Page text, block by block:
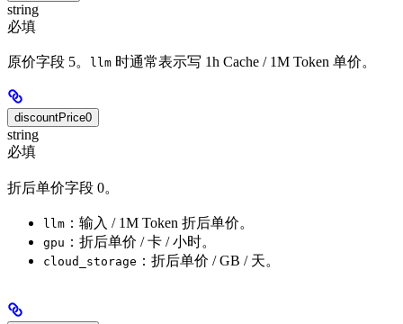
string
必填
原价字段 5。 llm 时通常表示写 1h Cache / 1M Token 单价。
discountPrice0
string
必填
折后单价字段 0。
llm ：输入 / 1M Token 折后单价。
gpu ：折后单价 / 卡 / 小时。
cloud_storage ：折后单价 / GB / 天。